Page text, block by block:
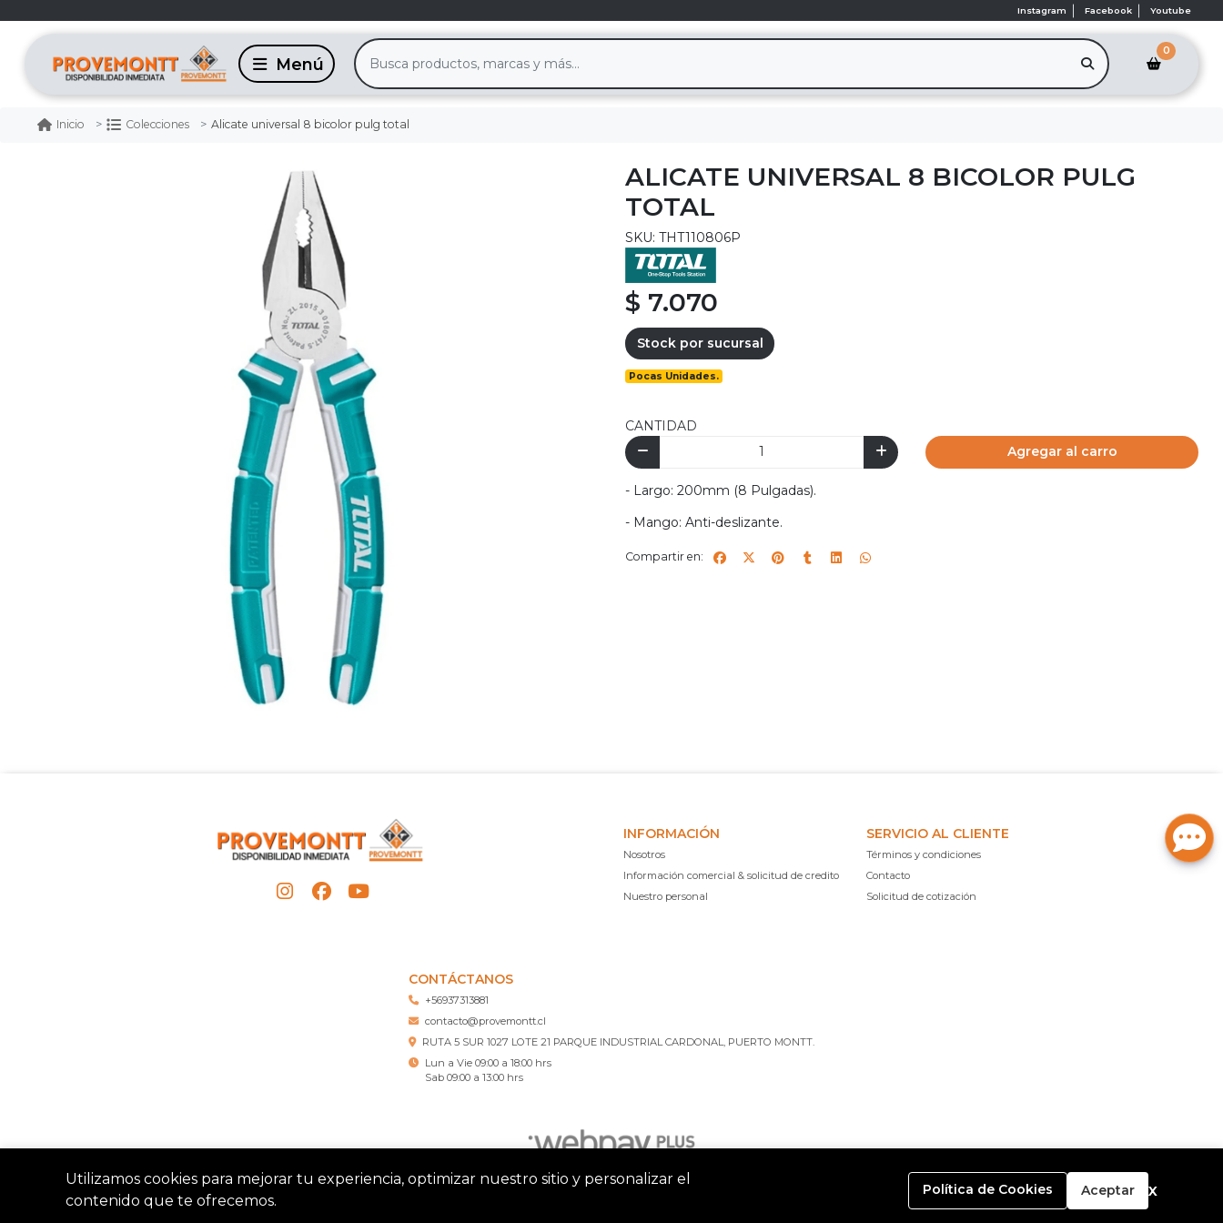
Instagram Facebook Youtube
0
Inicio Colecciones Alicate universal 8 bicolor pulg total
ALICATE UNIVERSAL 8 BICOLOR PULG
TOTAL
SKU: THT110806P
$ 7.070
Stock por sucursal
Pocas Unidades.
CANTIDAD
Agregar al carro
- Largo: 200mm (8 Pulgadas).
- Mango: Anti-deslizante.
Compartir en:
INFORMACIÓN
Nosotros
Información comercial & solicitud de credito
Nuestro personal
SERVICIO AL CLIENTE
Términos y condiciones
Contacto
Solicitud de cotización
CONTÁCTANOS
+56937313881
contacto@provemontt.cl
RUTA 5 SUR 1027 LOTE 21 PARQUE INDUSTRIAL CARDONAL, PUERTO MONTT.
Lun a Vie 09:00 a 18:00 hrs
Sab 09:00 a 13:00 hrs
Utilizamos cookies para mejorar tu experiencia, optimizar nuestro sitio y personalizar el
contenido que te ofrecemos.
Política de Cookies Aceptar x